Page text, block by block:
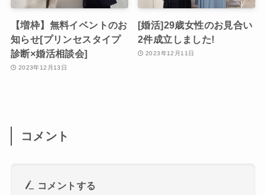
【増枠】無料イベントのお
知らせ[プリンセスタイプ
診断×婚活相談会]
2023年12月13日
[婚活]29歳女性のお見合い
2件成立しました!
2023年12月11日
コメント
コメントする